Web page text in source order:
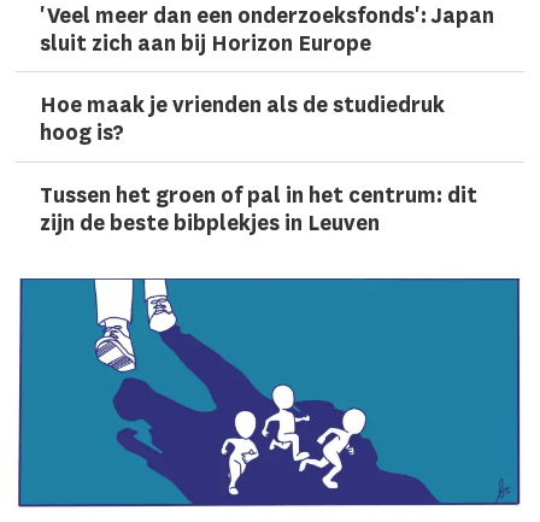
'Veel meer dan een onderzoeks­fonds': Japan
sluit zich aan bij Horizon Europe
Hoe maak je vrienden als de studiedruk
hoog is?
Tussen het groen of pal in het centrum: dit
zijn de beste bibplekjes in Leuven